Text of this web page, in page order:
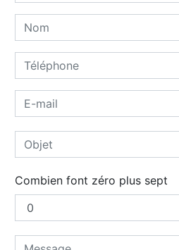
Combien font zéro plus sept